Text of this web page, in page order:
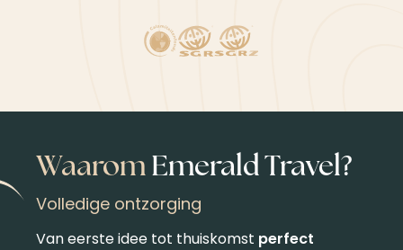
WaaromEmerald Travel?
Volledige ontzorging
Van eerste idee tot thuiskomst perfect